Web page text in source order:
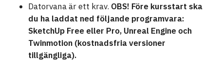
Datorvana är ett krav. OBS! Före kursstart ska
du ha laddat ned följande programvara:
SketchUp Free eller Pro, Unreal Engine och
Twinmotion (kostnadsfria versioner
tillgängliga).